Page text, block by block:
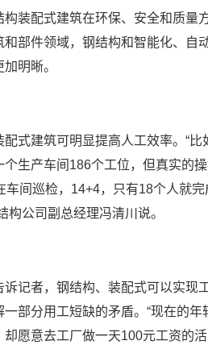
构装配式建筑在环保、安全和质量
部件领域，钢结构和智能化、自
明晰。
式建筑可明显提高人工效率。“
个生产车间186个工位，但真实的
车间巡检，14+4，只有18个人就
构公司副总经理冯清川说。
记者，钢结构、装配式可以实现
部分用工短缺的矛盾。“现在的
却愿意去工厂做一天100元工资的